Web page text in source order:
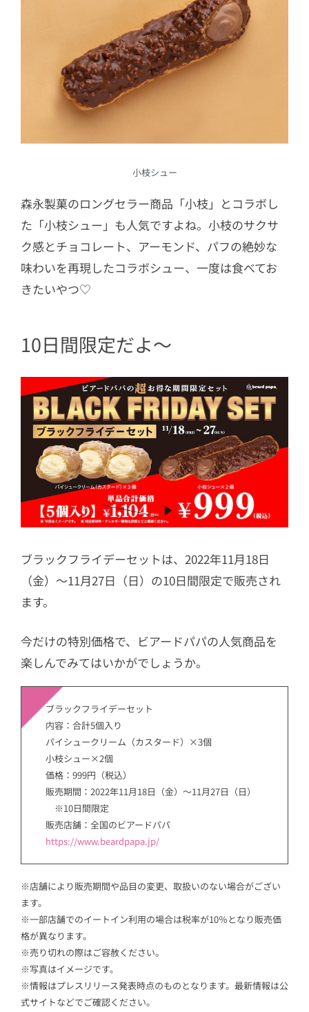
小枝シュー
森永製菓のロングセラー商品「小枝」とコラボし
た「小枝シュー」も人気ですよね。小枝のサクサ
ク感とチョコレート、アーモンド、パフの絶妙な
味わいを再現したコラボシュー、一度は食べてお
きたいやつ♡
10日間限定だよ〜
ブラックフライデーセットは、2022年11月18日
（金）～11月27日（日）の10日間限定で販売され
ます。
今だけの特別価格で、ビアードパパの人気商品を
楽しんでみてはいかがでしょうか。
ブラックフライデーセット
内容：合計5個入り
パイシュークリーム（カスタード）×3個
小枝シュー×2個
価格：999円（税込）
販売期間：2022年11月18日（金）～11月27日（日）
※10日間限定
販売店舗：全国のビアードパパ
https://www.beardpapa.jp/
※店舗により販売期間や品目の変更、取扱いのない場合がござい
ます。
※一部店舗でのイートイン利用の場合は税率が10％となり販売価
格が異なります。
※売り切れの際はご容赦ください。
※写真はイメージです。
※情報はプレスリリース発表時点のものとなります。最新情報は公
式サイトなどでご確認ください。